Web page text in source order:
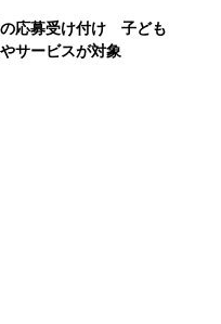
応募受け付け 子ども
サービスが対象